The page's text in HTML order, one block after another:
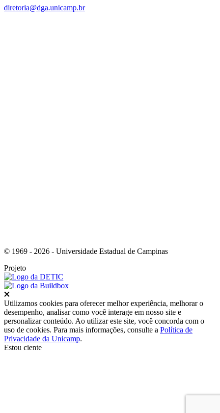
diretoria@dga.unicamp.br
© 1969 - 2026 - Universidade Estadual de Campinas
Projeto
Utilizamos cookies para oferecer melhor experiência, melhorar o
desempenho, analisar como você interage em nosso site e
personalizar conteúdo. Ao utilizar este site, você concorda com o
uso de cookies. Para mais informações, consulte a Política de
Privacidade da Unicamp.
Estou ciente